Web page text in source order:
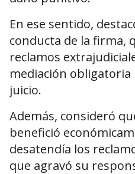
En ese sentido,
conducta de la firma,
reclamos
mediación
juicio.
Además, consideró
benefició
desatendía los
que agravó su